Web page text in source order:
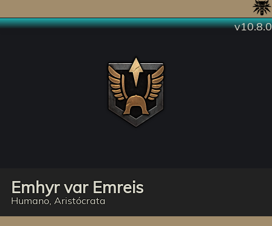
v10.8.0
Emhyr var Emreis
Humano, Aristócrata